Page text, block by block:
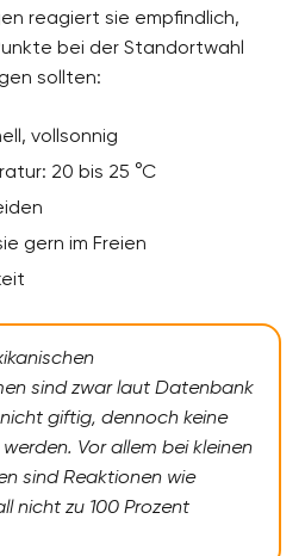
reagiert sie empfindlich,
bei der Standortwahl
sollten:
vollsonnig
20 bis 25 °C
gern im Freien
sind zwar laut Datenbank
giftig, dennoch keine
Vor allem bei kleinen
sind Reaktionen wie
nicht zu 100 Prozent